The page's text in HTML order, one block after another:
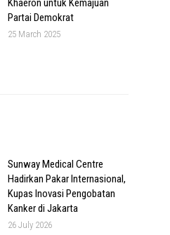
Khaeron untuk Kemajuan
Partai Demokrat
25 March 2025
Sunway Medical Centre
Hadirkan Pakar Internasional,
Kupas Inovasi Pengobatan
Kanker di Jakarta
26 July 2026